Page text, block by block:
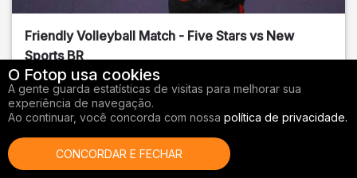
Friendly Volleyball Match - Five Stars vs New
Sports BR
Orange County, FL
01/14/2026
O Fotop usa cookies
A gente guarda estatísticas de visitas para melhorar sua
experiência de navegação.
Ao continuar, você concorda com nossa política de privacidade.
CONCORDAR E FECHAR